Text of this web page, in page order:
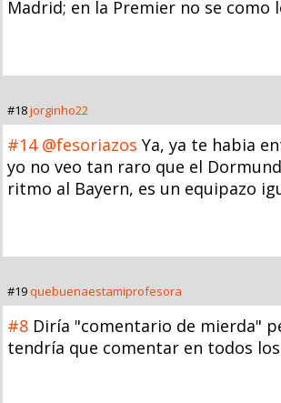
Madrid; en la Premier no se como
#18jorginho22
#14 @fesoriazos Ya, ya te habia
yo no veo tan raro que el
ritmo al Bayern, es un equipazo
#19quebuenaestamiprofesora
#8 Diría "comentario de mierda"
tendría que comentar en todos